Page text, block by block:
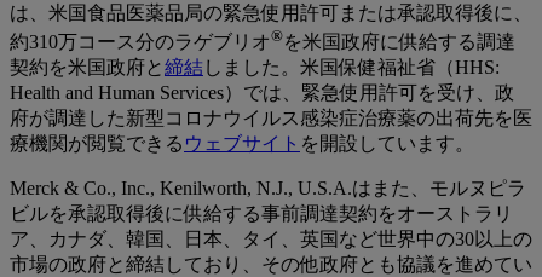
は、米国食品医薬品局の緊急使用許可または承認取得後に、
約310万コース分のラゲブリオ®を米国政府に供給する調達
契約を米国政府と 締結 しました。米国保健福祉省（HHS:
Health and Human Services）では、緊急使用許可を受け、政
府が調達した新型コロナウイルス感染症治療薬の出荷先を医
療機関が閲覧できる ウェブサイト を開設しています。
Merck & Co., Inc., Kenilworth, N.J., U.S.A.はまた、モルヌピラ
ビルを承認取得後に供給する事前調達契約をオーストラリ
ア、カナダ、韓国、日本、タイ、英国など世界中の30以上の
市場の政府と締結しており、その他政府とも協議を進めてい